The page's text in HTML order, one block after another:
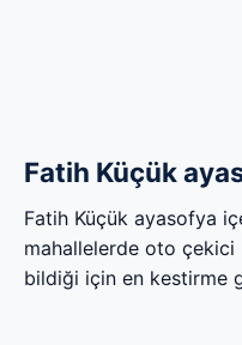
Fatih Küçük
Fatih Küçük ayasofya
mahallelerde oto çekici
bildiği için en kestirme